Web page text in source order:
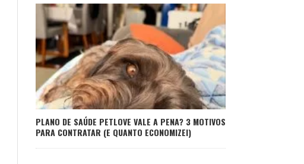
PLANO DE SAÚDE PETLOVE VALE A PENA? 3 MOTIVOS
PARA CONTRATAR (E QUANTO ECONOMIZEI)